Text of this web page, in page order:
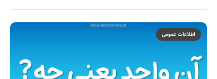
اطلاعات عمومی